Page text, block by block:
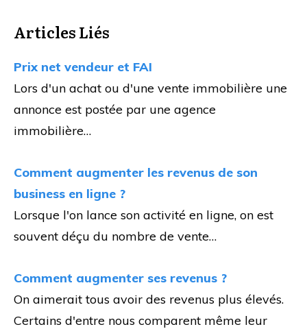
Articles Liés
Prix net vendeur et FAI
Lors d'un achat ou d'une vente immobilière une
annonce est postée par une agence
immobilière…
Comment augmenter les revenus de son
business en ligne ?
Lorsque l'on lance son activité en ligne, on est
souvent déçu du nombre de vente…
Comment augmenter ses revenus ?
On aimerait tous avoir des revenus plus élevés.
Certains d'entre nous comparent même leur